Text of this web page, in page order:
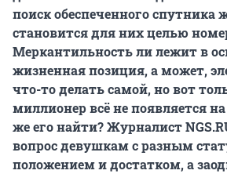
поиск обеспеченного спутника
становится для них целью
Меркантильность ли лежит в
жизненная позиция, а может,
что-то делать самой, но вот
миллионер всё не появляется на
же его найти? Журналист
вопрос девушкам с разным
положением и достатком, а